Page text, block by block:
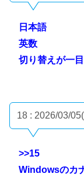
日本語
英数
切り替えが一
18 : 2026/03/
>>15
Windowsのカ